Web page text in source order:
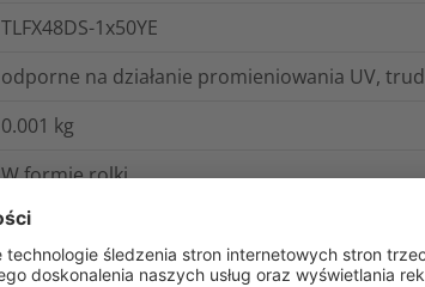
TLFX48DS-1x50YE
odporne na działanie promieniowania UV,
0.001 kg
W formie rolki
Nie
Nie